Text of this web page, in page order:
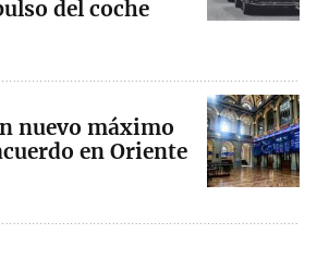
del coche
nuevo máximo
en Oriente